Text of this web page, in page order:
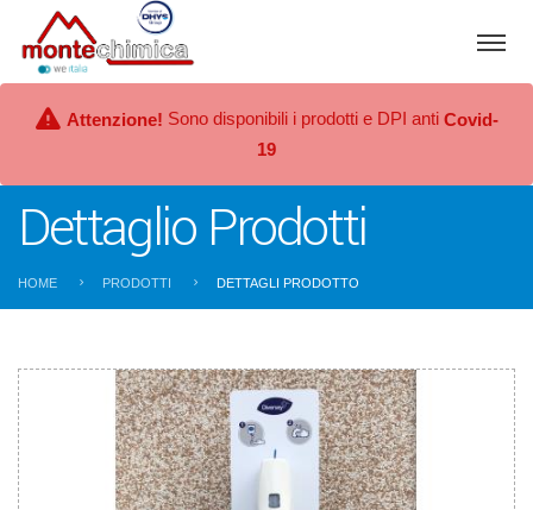
Attenzione! Sono disponibili i prodotti e DPI anti Covid-
19
Dettaglio Prodotti
HOME PRODOTTI DETTAGLI PRODOTTO